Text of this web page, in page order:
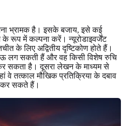
भ्रामक है। इसके बजाय, इसे कई
रूप में कल्पना करें। न्यूरोडाइवर्जेंट
के लिए अद्वितीय दृष्टिकोण होते हैं।
लग सकती हैं और वह किसी विशेष रुचि
सकता है। दूसरा लेखन के माध्यम से
तत्काल मौखिक प्रतिक्रिया के दबाव
कर सकते हैं।